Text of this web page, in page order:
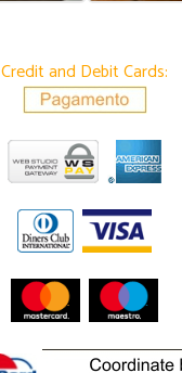
Credit and Debit Cards: